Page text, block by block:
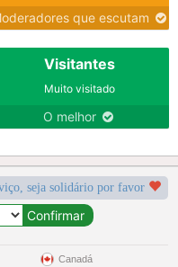
que escutam
Visitantes
Muito visitado
O melhor
seja solidário por favor
Canadá